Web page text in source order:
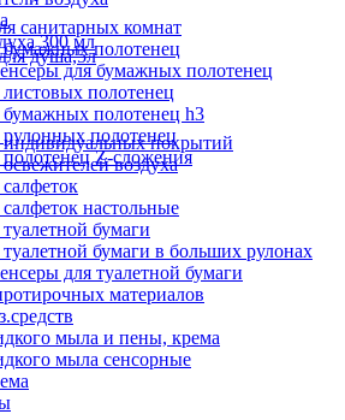
душа,5л
300 мл
санитарных комнат
полотенец
для бумажных полотенец
полотенец
полотенец h3
полотенец
Z-сложения
покрытий
воздуха
настольные
бумаги
бумаги в больших рулонах
для туалетной бумаги
материалов
мыла и пены, крема
мыла сенсорные